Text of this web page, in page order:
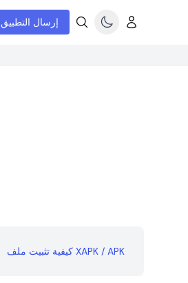
إرسال التطبيق
كيفية تثبيت ملف XAPK / APK